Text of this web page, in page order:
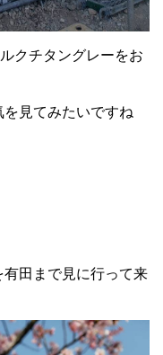
クチタングレーをお
見てみたいですね
田まで見に行って来